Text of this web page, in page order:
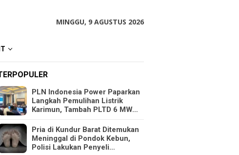
MINGGU, 9 AGUSTUS 2026
PLN Indonesia Power Paparkan
Langkah Pemulihan Listrik
Karimun, Tambah PLTD 6 MW…
Pria di Kundur Barat Ditemukan
Meninggal di Pondok Kebun,
Polisi Lakukan Penyeli…